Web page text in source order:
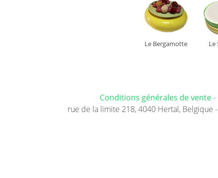
Le Bergamotte Le
Conditions générales de vente-
rue de la limite 218, 4040 Hertal, Belgique